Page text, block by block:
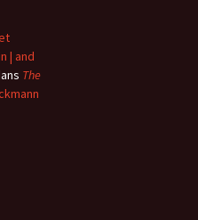
| and
The